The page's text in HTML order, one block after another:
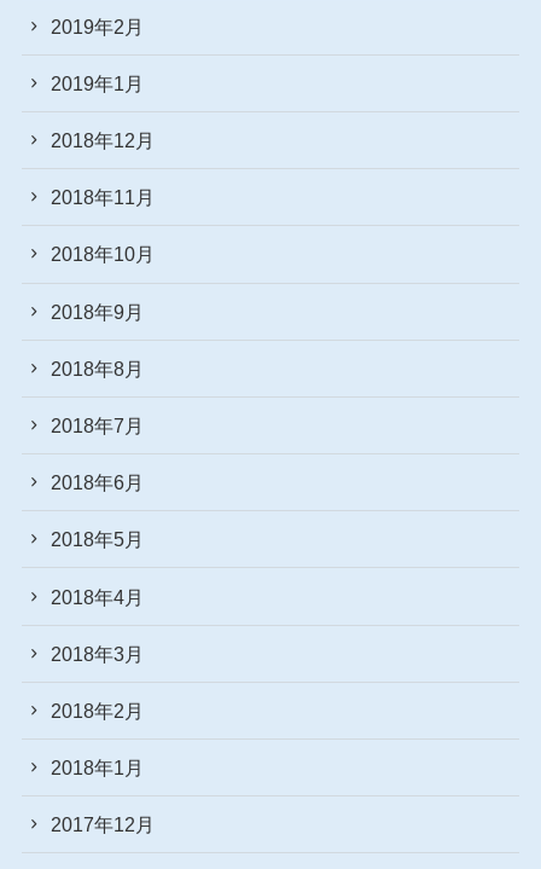
2019年2月
2019年1月
2018年12月
2018年11月
2018年10月
2018年9月
2018年8月
2018年7月
2018年6月
2018年5月
2018年4月
2018年3月
2018年2月
2018年1月
2017年12月